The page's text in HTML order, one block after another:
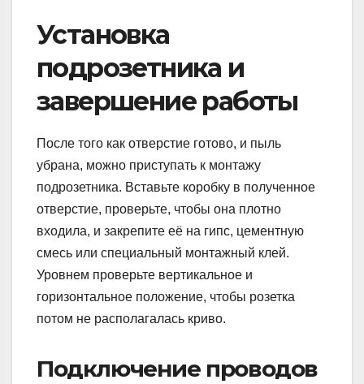
Установка
подрозетника и
завершение работы
После того как отверстие готово, и пыль
убрана, можно приступать к монтажу
подрозетника. Вставьте коробку в полученное
отверстие, проверьте, чтобы она плотно
входила, и закрепите её на гипс, цементную
смесь или специальный монтажный клей.
Уровнем проверьте вертикальное и
горизонтальное положение, чтобы розетка
потом не располагалась криво.
Подключение проводов